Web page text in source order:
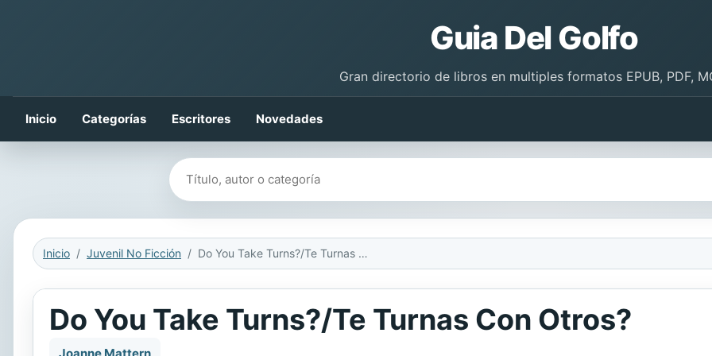
Guia Del Golfo
Gran directorio de libros en multiples formatos EPUB, PDF,
Inicio Categorías Escritores Novedades
Buscar libros
Inicio Juvenil No Ficción Do You Take Turns?/Te Turnas Con Otros?
Do You Take Turns?/Te Turnas Con Otros?